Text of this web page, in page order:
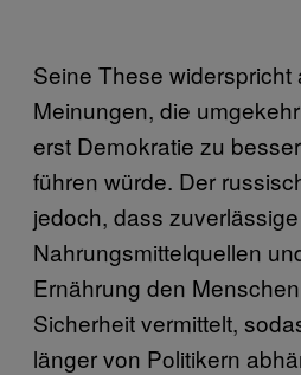
Seine These widerspricht
Meinungen, die
erst Demokratie zu
führen würde. Der
jedoch, dass zuverlässige
Nahrungsmittelquellen
Ernährung den
Sicherheit vermittelt,
länger von Politikern